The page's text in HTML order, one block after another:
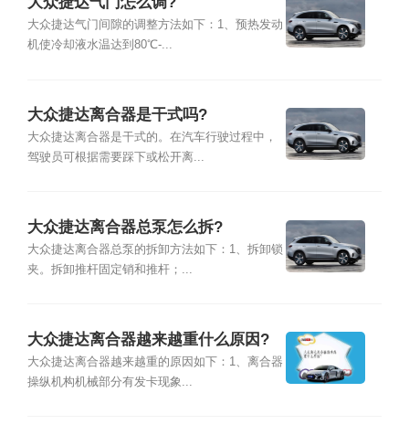
大众捷达气门间隙的调整方法如下：1、预热发动
机使冷却液水温达到80℃-...
大众捷达离合器是干式吗?
大众捷达离合器是干式的。在汽车行驶过程中，
驾驶员可根据需要踩下或松开离...
大众捷达离合器总泵怎么拆?
大众捷达离合器总泵的拆卸方法如下：1、拆卸锁
夹。拆卸推杆固定销和推杆；...
大众捷达离合器越来越重什么原因?
大众捷达离合器越来越重的原因如下：1、离合器
操纵机构机械部分有发卡现象...